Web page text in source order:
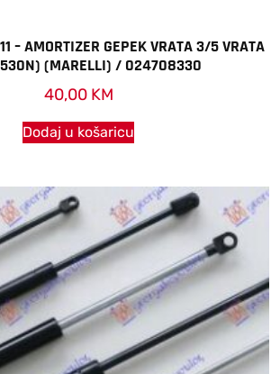
– AMORTIZER GEPEK VRATA 3/5 VRATA
(MARELLI) / 024708330
40,00 KM
Dodaj u košaricu